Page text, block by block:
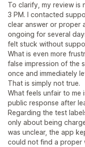
To clarify, my review is
3 PM. I contacted
clear answer or proper
ongoing for several
felt stuck without
What is even more
false impression of the
once and immediately
That is simply not true.
What feels unfair to
public response after
Regarding the test
only about being
was unclear, the app
could not find a proper